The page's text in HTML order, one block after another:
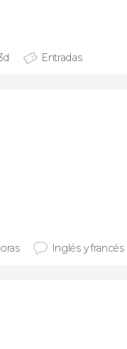
Entradas
Inglés y francés